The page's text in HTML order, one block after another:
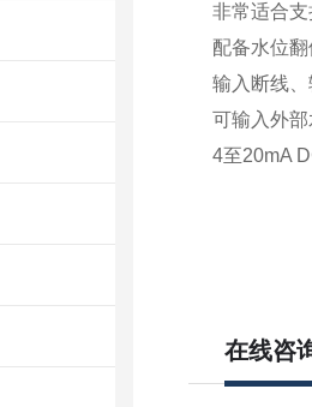
非常适合
配备水位
输入断线
可输入外
4至20mA
在线咨